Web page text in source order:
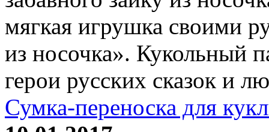
мягкая игрушка своими
из носочка». Кукольный
герои русских сказок и
Сумка-переноска для